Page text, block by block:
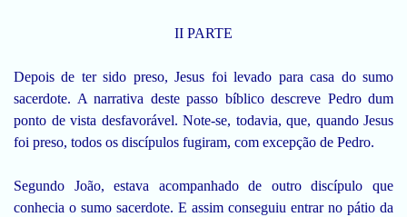
II PARTE
Depois de ter sido preso, Jesus foi levado para casa do sumo
sacerdote. A narrativa deste passo bíblico descreve Pedro dum
ponto de vista desfavorável. Note-se, todavia, que, quando Jesus
foi preso, todos os discípulos fugiram, com excepção de Pedro.
Segundo João, estava acompanhado de outro discípulo que
conhecia o sumo sacerdote. E assim conseguiu entrar no pátio da